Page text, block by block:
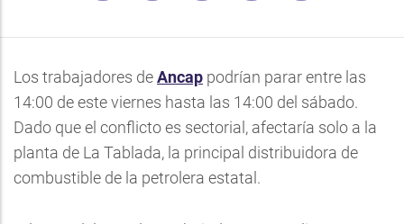
Los trabajadores deAncap podrían parar entre las
14:00 de este viernes hasta las 14:00 del sábado.
Dado que el conflicto es sectorial, afectaría solo a la
planta de La Tablada, la principal distribuidora de
combustible de la petrolera estatal.